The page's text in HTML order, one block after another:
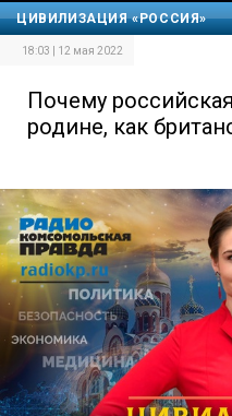
ЦИВИЛИЗАЦИЯ «РОССИЯ»
18:03 | 12 мая 2022
Почему
родине, как